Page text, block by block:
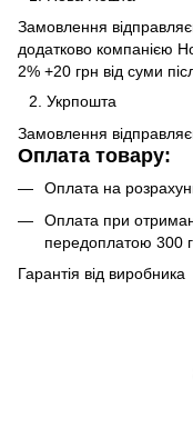
Замовлення
додатково компанією
2% +20 грн від суми
Укрпошта
Замовлення
Оплата товару:
Оплата на
Оплата при
передоплатою 300
Гарантія від виробника